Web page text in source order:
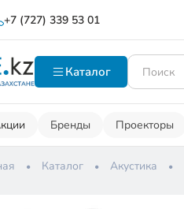
+7 (727) 339 53 01
Каталог
Бренды Проекторы
Каталог Акустика